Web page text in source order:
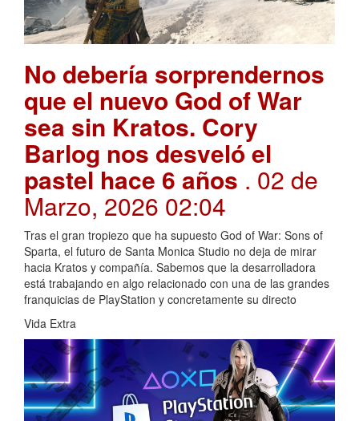
No debería sorprendernos
que el nuevo God of War
sea sin Kratos. Cory
Barlog nos desveló el
pastel hace 6 años . 02 de
Marzo, 2026 02:04
Tras el gran tropiezo que ha supuesto God of War: Sons of
Sparta, el futuro de Santa Monica Studio no deja de mirar
hacia Kratos y compañía. Sabemos que la desarrolladora
está trabajando en algo relacionado con una de las grandes
franquicias de PlayStation y concretamente su directo
Vida Extra